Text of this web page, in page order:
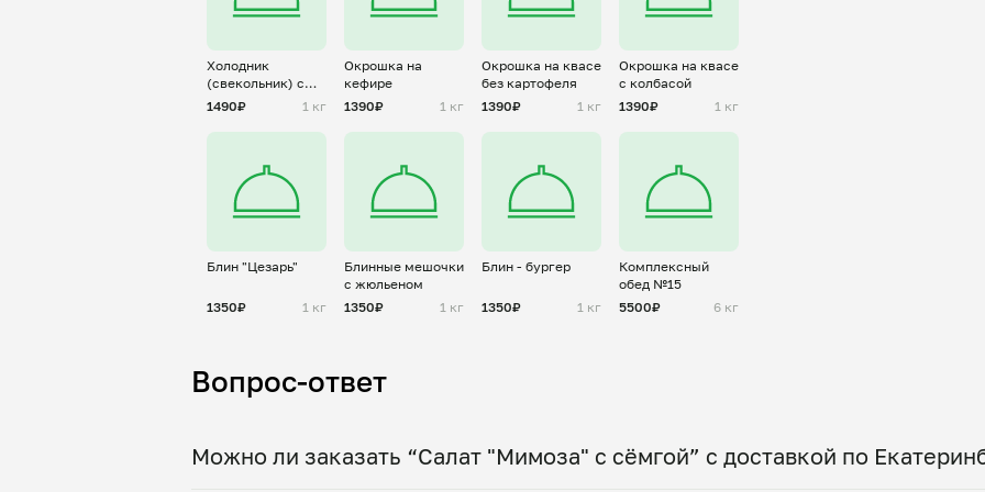
Холодник
(свекольник) с
отварным
1490₽ 1 кг
Окрошка на
кефире
1390₽
1 кг
Окрошка на квасе
без картофеля
1390₽
1 кг
Окрошка на квасе
с колбасой
1390₽
1 кг
Блин "Цезарь"
1350₽ 1 кг
Блинные мешочки
с жюльеном
1350₽
1 кг
Блин - бургер
1350₽ 1 кг
Комплексный
обед №15
5500₽
6 кг
Вопрос-ответ
Можно ли заказать “Салат "Мимоза" с сёмгой” с доставкой по